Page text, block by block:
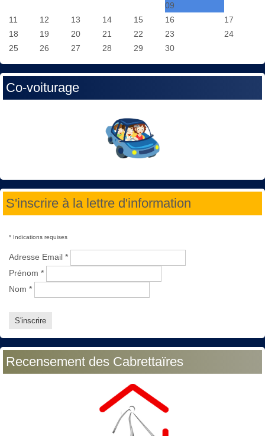
09
11 12 13 14 15 16
17
18
19 20 21 22 23
24
25
26 27 28 29 30
Co-voiturage
S'inscrire à la lettre d'information
* Indications requises
Adresse Email *
Prénom *
Nom *
Recensement des Cabrettaïres